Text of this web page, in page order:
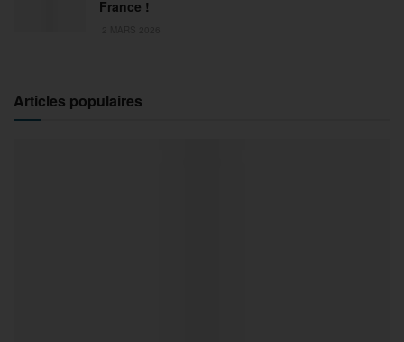
France !
Articles populaires